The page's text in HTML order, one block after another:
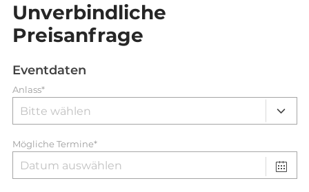
Unverbindliche
Preisanfrage
Eventdaten
Anlass*
Mögliche Termine*